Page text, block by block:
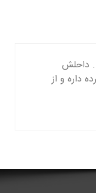
داحلش
داره و از